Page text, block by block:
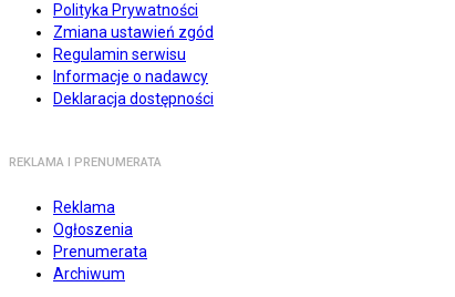
Polityka Prywatności
Zmiana ustawień zgód
Regulamin serwisu
Informacje o nadawcy
Deklaracja dostępności
REKLAMA I PRENUMERATA
Reklama
Ogłoszenia
Prenumerata
Archiwum